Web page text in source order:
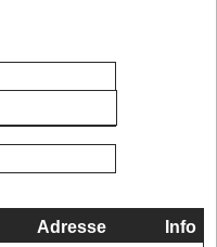
Adresse Info